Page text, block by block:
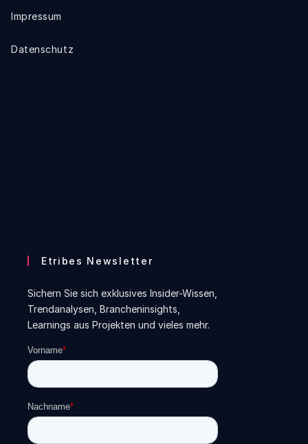
Etribes Newsletter
Sichern Sie sich exklusives Insider-Wissen,
Trendanalysen, Brancheninsights,
Learnings aus Projekten und vieles mehr.
Impressum
Datenschutz